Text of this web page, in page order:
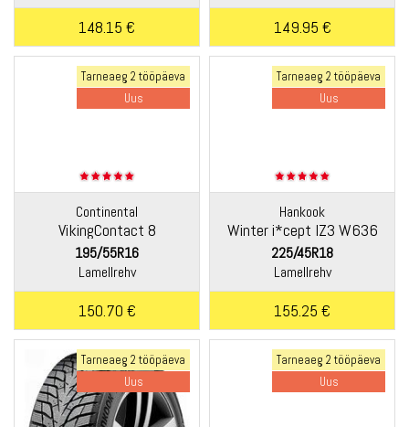
148.15 € 149.95 €
Tarneaeg 2 tööpäeva
Uus
Continental
VikingContact 8
195/55R16
Lamellrehv
150.70 €
Tarneaeg 2 tööpäeva
Uus
Hankook
Winter i*cept IZ3 W636
225/45R18
Lamellrehv
155.25 €
Tarneaeg 2 tööpäeva
Uus
Tarneaeg 2 tööpäeva
Uus